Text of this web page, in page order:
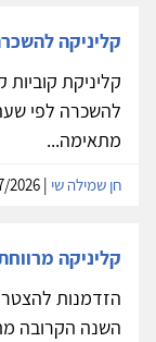
קליניקה
קליניקת קוביות
להשכרה לפי
מתאימה...
חן שמילה שי
קליניקה
הזדמנות
השנה הקרובה